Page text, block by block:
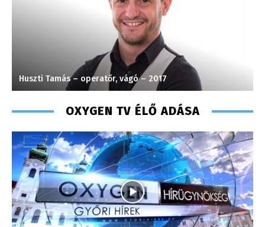
Huszti Tamás – operatőr, vágó – 2017
OXYGEN TV ÉLŐ ADÁSA